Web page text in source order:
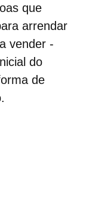
que
arrendar
vender -
do
de